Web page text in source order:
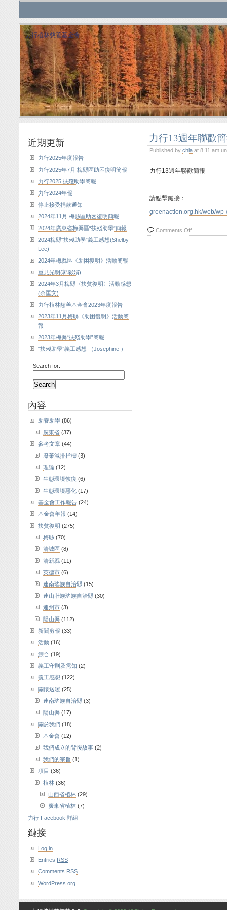
力行植林慈善基金會
力行13週年聯歡
Published by chia at 8:11 am
力行13週年聯歡簡報
請點擊鏈接：
greenaction.org.hk/web/
Comments Off
近期更新
力行2025年度報告
力行2025年7月 梅縣區助困復明簡報
力行2025 扶殘助學簡報
力行2024年報
停止接受捐款通知
2024年11月 梅縣區助困復明簡報
2024年廣東省梅縣區“扶殘助學”簡報
2024梅縣“扶殘助學”義工感想(Shelby
Lee)
2024年梅縣區《助困復明》活動簡報
重見光明(郭彩娟)
2024年3月梅縣〈扶貧復明〉活動感想
(余匡文)
力行植林慈善基金會2023年度報告
2023年11月梅縣《助困復明》活動簡
報
2023年梅縣“扶殘助學”簡報
“扶殘助學”義工感想 （Josephine ）
Search for:
內容
助養助學 (86)
廣東省 (37)
參考文章 (44)
廢棄減排指標 (3)
理論 (12)
生態環境恢復 (6)
生態環境惡化 (17)
基金會工作報告 (24)
基金會年報 (14)
扶貧復明 (275)
梅縣 (70)
清城區 (8)
清新縣 (11)
英德市 (6)
連南瑤族自治縣 (15)
連山壯族瑤族自治縣 (30)
連州市 (3)
陽山縣 (112)
新聞剪報 (33)
活動 (16)
綜合 (19)
義工守則及需知 (2)
義工感想 (122)
關懷送暖 (25)
連南瑤族自治縣 (3)
陽山縣 (17)
關於我們 (18)
基金會 (12)
我們成立的背後故事 (2)
我們的宗旨 (1)
項目 (36)
植林 (36)
山西省植林 (29)
廣東省植林 (7)
力行 Facebook 群組
鏈接
Log in
Entries RSS
Comments RSS
WordPress.org